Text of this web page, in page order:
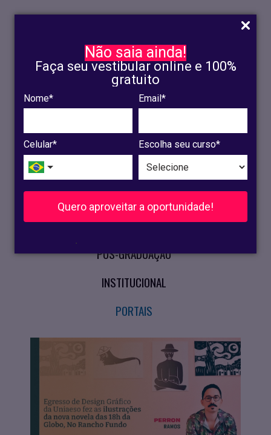
Não saia ainda!
Faça seu vestibular online e 100%
gratuito
Nome* Email*
Celular* Escolha seu curso*
Quero aproveitar a oportunidade!
.
INSCRIÇÃO
OLINDA
RECIFE
VESTIBULAR
CURSOS PRESENCIAIS
PÓS-GRADUAÇÃO
INSTITUCIONAL
PORTAIS